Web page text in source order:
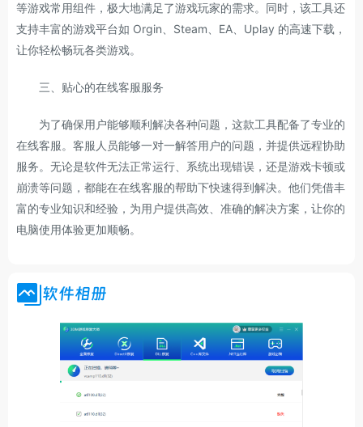
等游戏常用组件，极大地满足了游戏玩家的需求。同时，该工具还
支持丰富的游戏平台如 Orgin、Steam、EA、Uplay 的高速下载，
让你轻松畅玩各类游戏。
三、贴心的在线客服服务
为了确保用户能够顺利解决各种问题，这款工具配备了专业的
在线客服。客服人员能够一对一解答用户的问题，并提供远程协助
服务。无论是软件无法正常运行、系统出现错误，还是游戏卡顿或
崩溃等问题，都能在在线客服的帮助下快速得到解决。他们凭借丰
富的专业知识和经验，为用户提供高效、准确的解决方案，让你的
电脑使用体验更加顺畅。
软件相册